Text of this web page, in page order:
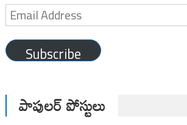
Email
Address
Subscribe
పాపులర్ పోస్టులు